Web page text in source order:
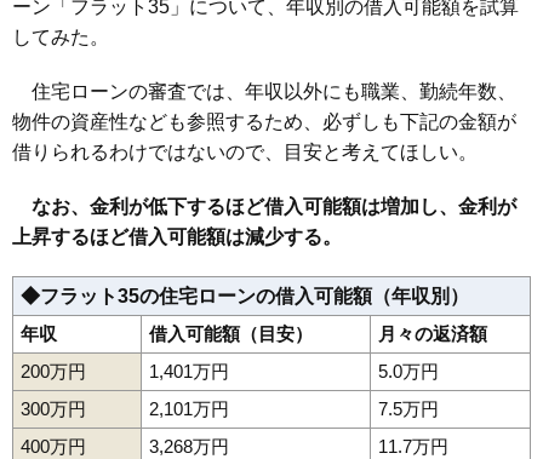
ーン「フラット35」について、年収別の借入可能額を試算
してみた。
住宅ローンの審査では、年収以外にも職業、勤続年数、
物件の資産性なども参照するため、必ずしも下記の金額が
借りられるわけではないので、目安と考えてほしい。
なお、金利が低下するほど借入可能額は増加し、金利が
上昇するほど借入可能額は減少する。
◆フラット35の住宅ローンの借入可能額（年収別）
年収
借入可能額（目安）
月々の返済額
200万円
1,401万円
5.0万円
300万円
2,101万円
7.5万円
400万円
3,268万円
11.7万円